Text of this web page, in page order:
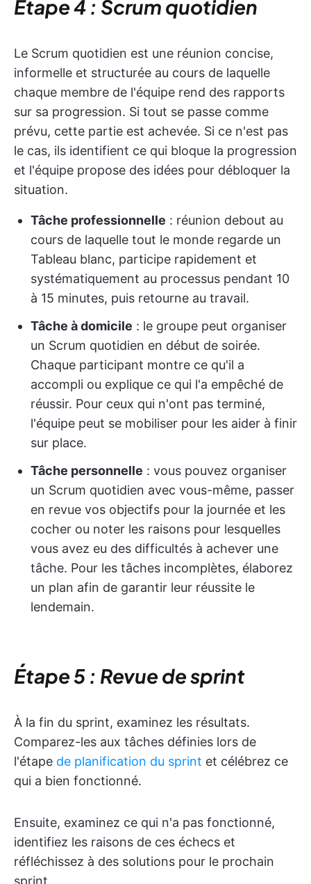
Étape 4 : Scrum quotidien
Le Scrum quotidien est une réunion concise,
informelle et structurée au cours de laquelle
chaque membre de l'équipe rend des rapports
sur sa progression. Si tout se passe comme
prévu, cette partie est achevée. Si ce n'est pas
le cas, ils identifient ce qui bloque la progression
et l'équipe propose des idées pour débloquer la
situation.
Tâche professionnelle : réunion debout au
cours de laquelle tout le monde regarde un
Tableau blanc, participe rapidement et
systématiquement au processus pendant 10
à 15 minutes, puis retourne au travail.
Tâche à domicile : le groupe peut organiser
un Scrum quotidien en début de soirée.
Chaque participant montre ce qu'il a
accompli ou explique ce qui l'a empêché de
réussir. Pour ceux qui n'ont pas terminé,
l'équipe peut se mobiliser pour les aider à finir
sur place.
Tâche personnelle : vous pouvez organiser
un Scrum quotidien avec vous-même, passer
en revue vos objectifs pour la journée et les
cocher ou noter les raisons pour lesquelles
vous avez eu des difficultés à achever une
tâche. Pour les tâches incomplètes, élaborez
un plan afin de garantir leur réussite le
lendemain.
Étape 5 : Revue de sprint
À la fin du sprint, examinez les résultats.
Comparez-les aux tâches définies lors de
l'étape de planification du sprint et célébrez ce
qui a bien fonctionné.
Ensuite, examinez ce qui n'a pas fonctionné,
identifiez les raisons de ces échecs et
réfléchissez à des solutions pour le prochain
sprint.